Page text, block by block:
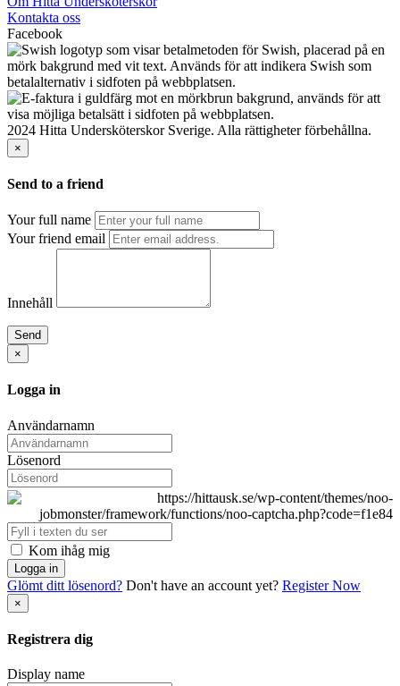
Kontakta oss
Facebook
2024 Hitta Undersköterskor Sverige. Alla rättigheter förbehållna.
×
Send to a friend
Your full name
Your friend email
Innehåll
Send
×
Logga in
Användarnamn
Lösenord
Kom ihåg mig
Logga in
Glömt ditt lösenord? Don't have an account yet? Register Now
×
Registrera dig
Display name